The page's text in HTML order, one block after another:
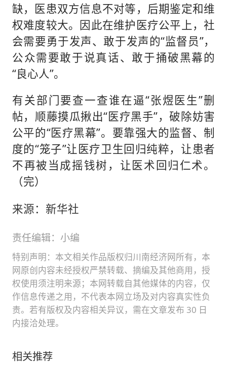
缺，医患双方信息不对等，后期鉴定和维
权难度较大。因此在维护医疗公平上，社
会需要勇于发声、敢于发声的“监督员”，
公众需要敢于说真话、敢于捅破黑幕的
“良心人”。
有关部门要查一查谁在逼“张煜医生”删
帖，顺藤摸瓜揪出“医疗黑手”，破除妨害
公平的“医疗黑幕”。要靠强大的监督、制
度的“笼子”让医疗卫生回归纯粹，让患者
不再被当成摇钱树，让医术回归仁术。
（完）
来源：新华社
责任编辑：小编
特别声明：本文相关作品版权归川南经济网所有，本
网原创内容未经授权严禁转载、摘编及其他商用，授
权使用须注明来源；本网转载自其他媒体的内容，仅
作信息传递之用，不代表本网立场及对内容真实性负
责。若有版权及内容相关异议，需在文章发布 30 日
内接洽处理。
相关推荐